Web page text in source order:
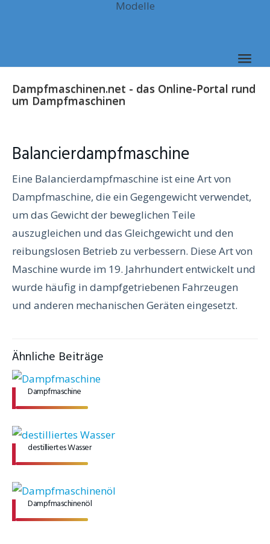
Modelle
Dampfmaschinen.net - das Online-Portal rund
um Dampfmaschinen
Balancierdampfmaschine
Eine Balancierdampfmaschine ist eine Art von
Dampfmaschine, die ein Gegengewicht verwendet,
um das Gewicht der beweglichen Teile
auszugleichen und das Gleichgewicht und den
reibungslosen Betrieb zu verbessern. Diese Art von
Maschine wurde im 19. Jahrhundert entwickelt und
wurde häufig in dampfgetriebenen Fahrzeugen
und anderen mechanischen Geräten eingesetzt.
Ähnliche Beiträge
Dampfmaschine
destilliertes Wasser
Dampfmaschinenöl